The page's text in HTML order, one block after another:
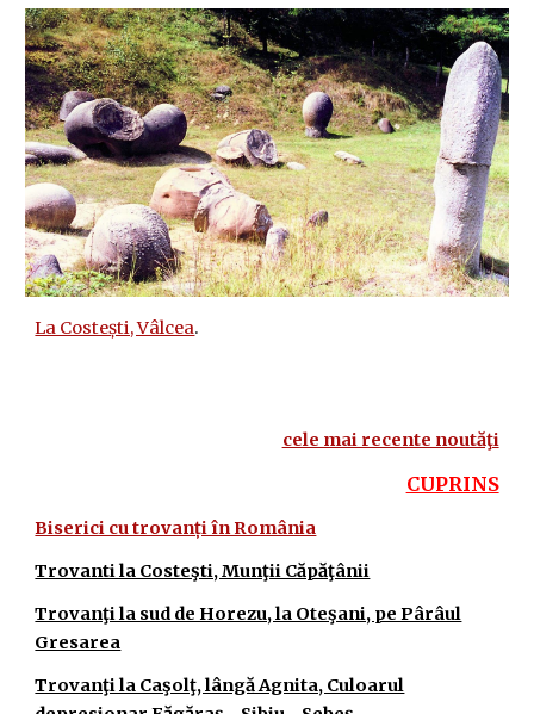
La Costești, Vâlcea.
cele mai recente noutăţi
CUPRINS
Biserici cu trovanți în România
Trovanti la Costeşti, Munţii Căpăţânii
Trovanţi la sud de Horezu, la Oteşani, pe Pârâul
Gresarea
Trovanţi la Caşolţ, lângă Agnita, Culoarul